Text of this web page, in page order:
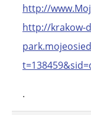
http://
http://krakow-
.